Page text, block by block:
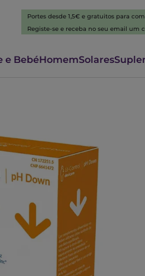
Portes desde 1,5€ e gratuitos para
Registe-se e receba no seu email um
e BebéHomemSolares